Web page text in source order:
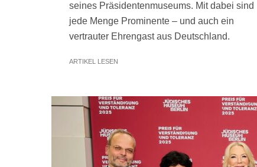
seines Präsidentenmuseums. Mit dabei sind
jede Menge Prominente – und auch ein
vertrauter Ehrengast aus Deutschland.
ARTIKEL LESEN